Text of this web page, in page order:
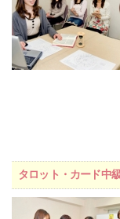
タロット・カード中